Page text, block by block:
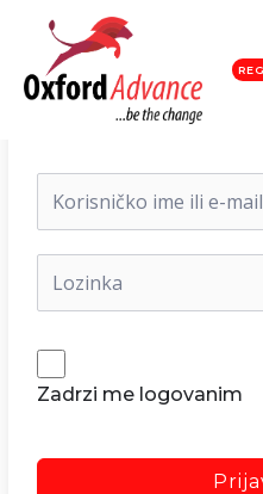
Dobrodošli nazad!
Zadrzi me logovanim